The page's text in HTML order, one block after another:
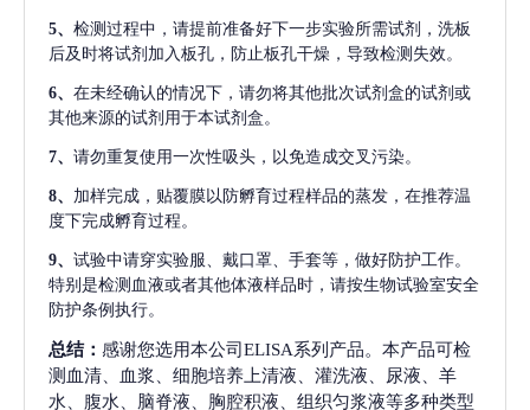
5、 检测过程中，请提前准备好下一步实验所需试剂，洗板
后及时将试剂加入板孔，防止板孔干燥，导致检测失效。
6、 在未经确认的情况下，请勿将其他批次试剂盒的试剂或
其他来源的试剂用于本试剂盒。
7、 请勿重复使用一次性吸头，以免造成交叉污染。
8、 加样完成，贴覆膜以防孵育过程样品的蒸发，在推荐温
度下完成孵育过程。
9、 试验中请穿实验服、戴口罩、手套等，做好防护工作。
特别是检测血液或者其他体液样品时，请按生物试验室安全
防护条例执行。
总结： 感谢您选用本公司ELISA系列产品。本产品可检
测血清、血浆、细胞培养上清液、灌洗液、尿液、羊
水、腹水、脑脊液、胸腔积液、组织匀浆液等多种类型